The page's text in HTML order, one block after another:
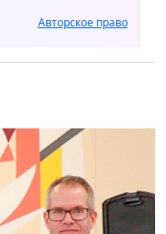
Авторское право